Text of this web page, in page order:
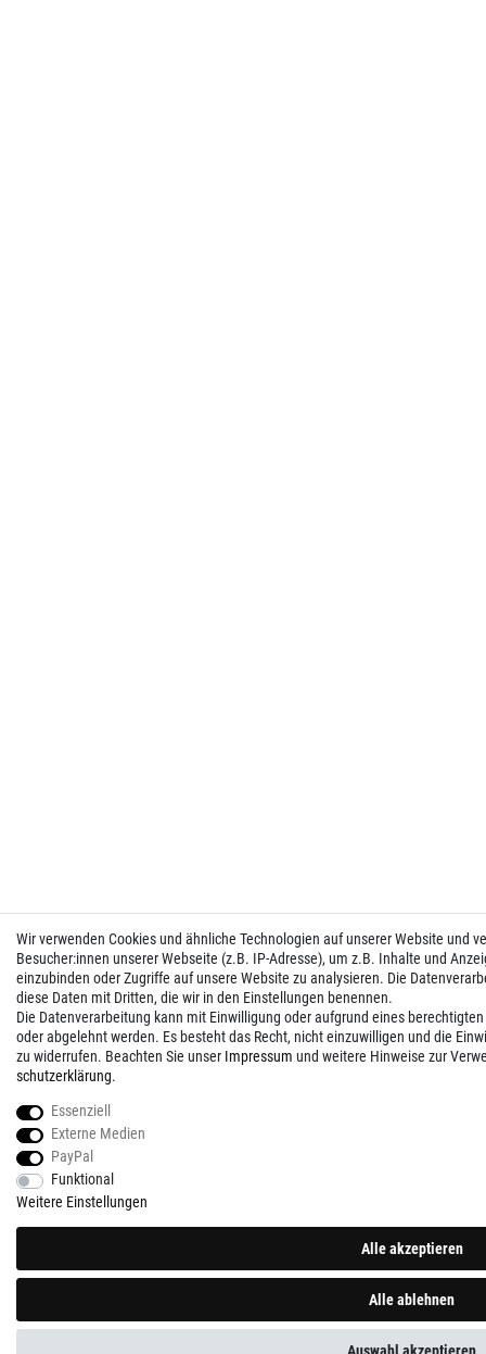
Wir verwenden Cookies und ähnliche Technologien auf unserer Website und
Besucher:innen unserer Webseite (z.B. IP-Adresse), um z.B. Inhalte und
einzubinden oder Zugriffe auf unsere Website zu analysieren. Die
diese Daten mit Dritten, die wir in den Einstellungen benennen.
Die Datenverarbeitung kann mit Einwilligung oder aufgrund eines
oder abgelehnt werden. Es besteht das Recht, nicht einzuwilligen und die
zu widerrufen. Beachten Sie unser Impressum und weitere Hinweise zur
schutz­erklärung.
Essenziell
Externe Medien
PayPal
Funktional
Weitere Einstellungen
Alle akzeptieren
Alle ablehnen
Auswahl akzeptieren